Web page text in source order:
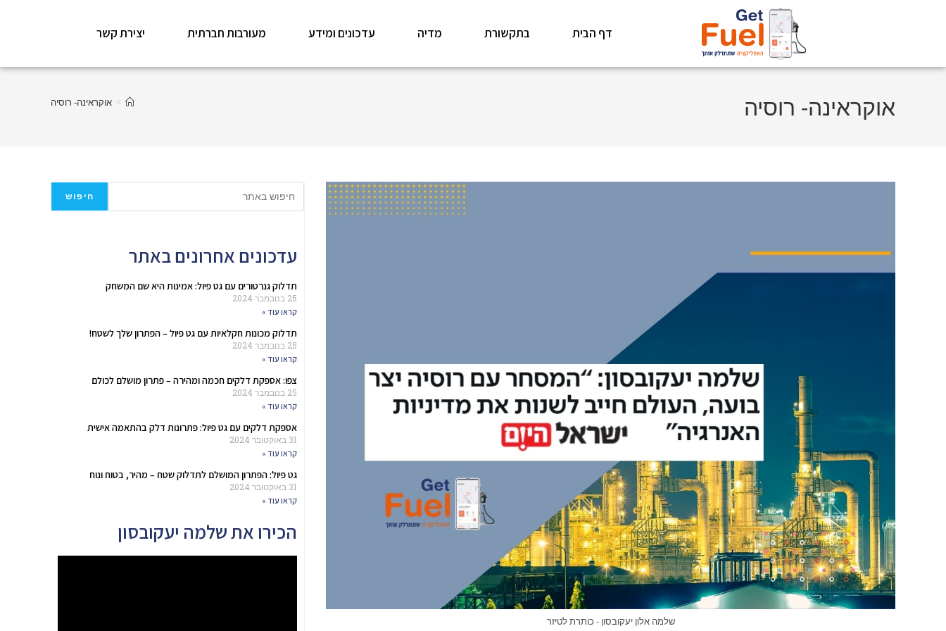
דף הבית בתקשורת מדיה עדכונים ומידע מעורבות חברתית יצירת קשר
אוקראינה- רוסיה > אוקראינה- רוסיה
שלמה אלון יעקובסון - כותרת לטיזר
חיפוש
עדכונים אחרונים באתר
תדלוק גנרטורים עם גט פיול: אמינות היא שם המשחק
25 בנובמבר 2024
קראו עוד »
תדלוק מכונות חקלאיות עם גט פיול – הפתרון שלך לשטח!
25 בנובמבר 2024
קראו עוד »
צפו: אספקת דלקים חכמה ומהירה – פתרון מושלם לכולם
25 בנובמבר 2024
קראו עוד »
אספקת דלקים עם גט פיול: פתרונות דלק בהתאמה אישית
31 באוקטובר 2024
קראו עוד »
גט פיול: הפתרון המושלם לתדלוק שטח – מהיר, בטוח ונוח
31 באוקטובר 2024
קראו עוד »
הכירו את שלמה יעקובסון